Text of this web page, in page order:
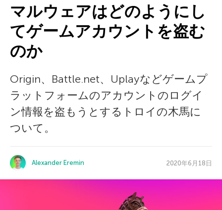
マルウェアはどのようにし
てゲームアカウントを盗む
のか
Origin、Battle.net、Uplayなどゲームプ
ラットフォームのアカウントのログイ
ン情報を盗もうとするトロイの木馬に
ついて。
Alexander Eremin 2020年6月18日